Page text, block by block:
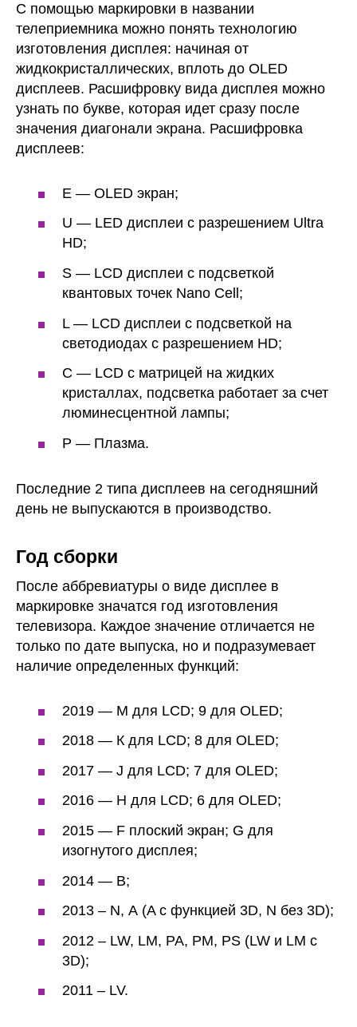
С помощью маркировки в названии
телеприемника можно понять технологию
изготовления дисплея: начиная от
жидкокристаллических, вплоть до OLED
дисплеев. Расшифровку вида дисплея можно
узнать по букве, которая идет сразу после
значения диагонали экрана. Расшифровка
дисплеев:
Е — OLED экран;
U — LED дисплеи с разрешением Ultra
HD;
S — LCD дисплеи с подсветкой
квантовых точек Nano Cell;
L — LCD дисплеи с подсветкой на
светодиодах с разрешением HD;
C — LCD с матрицей на жидких
кристаллах, подсветка работает за счет
люминесцентной лампы;
Р — Плазма.
Последние 2 типа дисплеев на сегодняшний
день не выпускаются в производство.
Год сборки
После аббревиатуры о виде дисплее в
маркировке значатся год изготовления
телевизора. Каждое значение отличается не
только по дате выпуска, но и подразумевает
наличие определенных функций:
2019 — М для LCD; 9 для OLED;
2018 — К для LCD; 8 для OLED;
2017 — J для LCD; 7 для OLED;
2016 — Н для LCD; 6 для OLED;
2015 — F плоский экран; G для
изогнутого дисплея;
2014 — В;
2013 – N, А (A с функцией 3D, N без 3D);
2012 – LW, LM, PA, PM, PS (LW и LM с
3D);
2011 – LV.